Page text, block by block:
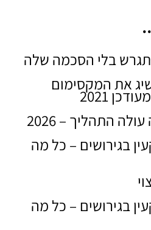
בלי הסכמה שלה
את המקסימום
2021
התהליך – 2026
בגירושים – כל מה
בגירושים – כל מה